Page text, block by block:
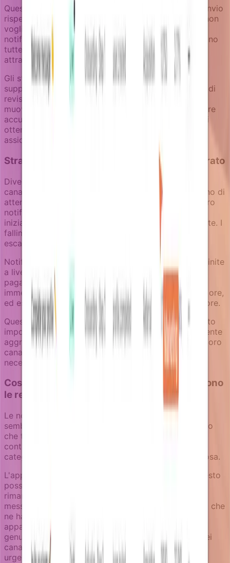
Questa separazione protegge la tua reputazione di invio
rispettando le preferenze dell'utente. Gli utenti che non
vogliono email promozionali riceveranno comunque
notifiche di pagamento critiche. Gli utenti che vogliono
tutte le comunicazioni riceveranno entrambi i tipi
attraverso canali appropriati.
Gli stati del workflow delle campagne in Notifizz
supportano questa separazione attraverso processi di
revisione. Le notifiche di fatturato transazionali si
muovono attraverso stati Dev e Review per assicurare
accuratezza. Le campagne di fatturato promozionali
ottengono una revisione marketing aggiuntiva per
assicurare qualità dei messaggi e conformità.
Strategia multi-canale per notifiche di fatturato
Diverse notifiche di fatturato funzionano meglio su
canali diversi. I problemi di pagamento hanno bisogno di
attenzione immediata - email più copertura del centro
notifiche in-app. Le opportunità di upsell possono
iniziare in-app ed escalare a email se non riconosciute. I
fallimenti di pagamento critici potrebbero richiedere
escalation SMS per account di alto valore.
Notifizz supporta strategie di fallback dei canali definite
a livello di campagna. Una notifica di recupero
pagamenti potrebbe apparire nel centro notifiche
immediatamente, inviare email se non letta entro 24 ore,
ed escalare a SMS per account enterprise dopo 48 ore.
Questo approccio assicura che i messaggi di fatturato
importanti ricevano attenzione senza essere inutilmente
aggressivi. Gli utenti vengono notificati attraverso i loro
canali preferiti prima, con escalation solo quando le
necessità business lo richiedono.
Costruire notifiche di fatturato che proteggono
le relazioni
Le notifiche di fatturato hanno successo quando
sembrano comunicazione prodotto naturale piuttosto
che tattiche di vendita aggressive. Questo richiede
contesto business aggiornato, timing appropriato,
categorizzazione chiara e strategia di canali rispettosa.
L'approccio basato su enricher in Notifizz rende questo
possibile assicurando che le notifiche di fatturato
rimangano accurate, contestuali e tempestive. I
messaggi di recupero pagamenti raggiungono utenti che
ne hanno effettivamente bisogno. I prompt di upsell
appaiono quando gli utenti beneficerebbero
genuinamente di capacità aggiuntive. L'escalation dei
canali avviene basata su regole business, non su
urgenza arbitraria.